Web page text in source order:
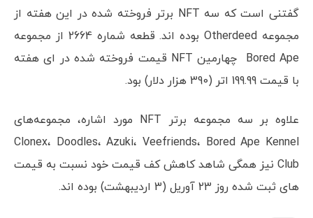
گفتنی است که سه NFT برتر فروخته شده در این هفته از
مجموعه Otherdeed بوده اند. قطعه شماره 2664 از مجموعه
Bored Ape چهارمین NFT قیمت فروخته شده در ای هفته
با قیمت 199.99 اتر (390 هزار دلار) بود.
علاوه بر سه مجموعه برتر NFT مورد اشاره، مجموعه‌های
Clonex، Doodles، Azuki، Veefriends، Bored Ape Kennel
Club نیز همگی شاهد کاهش کف قیمت خود نسبت به قیمت
های ثبت شده روز 23 آوریل (3 اردیبهشت) بوده اند.